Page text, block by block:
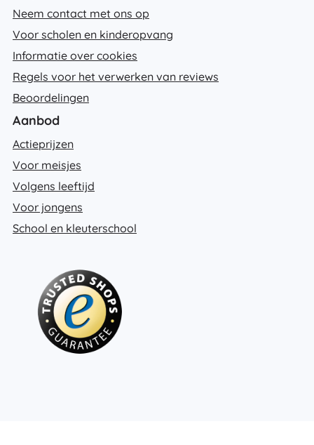
Neem contact met ons op
Voor scholen en kinderopvang
Informatie over cookies
Regels voor het verwerken van reviews
Beoordelingen
Aanbod
Actieprijzen
Voor meisjes
Volgens leeftijd
Voor jongens
School en kleuterschool